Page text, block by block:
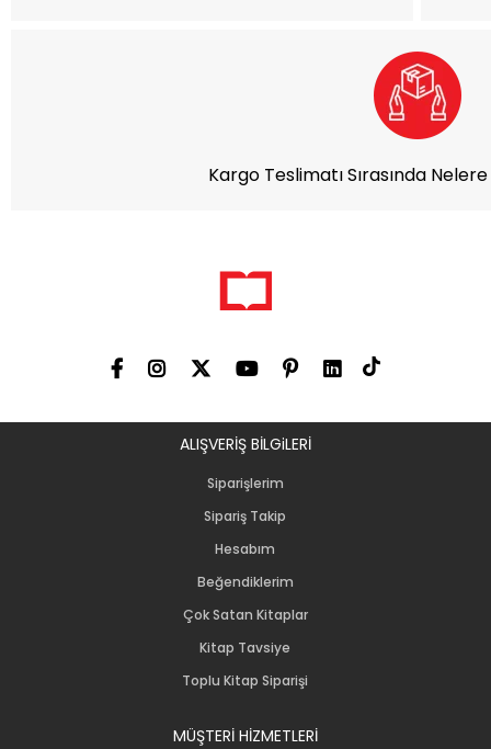
Kargo Teslimatı Sırasında
ALIŞVERİŞ BİLGiLERİ
Siparişlerim
Sipariş Takip
Hesabım
Beğendiklerim
Çok Satan Kitaplar
Kitap Tavsiye
Toplu Kitap Siparişi
MÜŞTERİ HİZMETLERİ